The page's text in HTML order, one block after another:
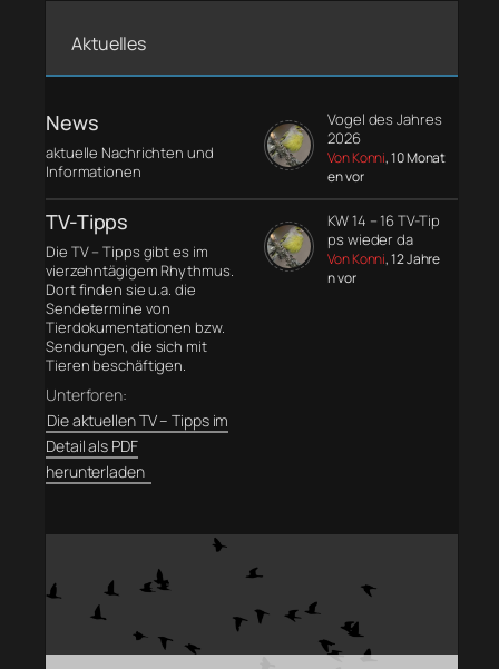
Aktuelles
News
aktuelle Nachrichten und
Informationen
Vogel des Jahres
2026
Von Konni, 10 Monat
en vor
TV-Tipps
Die TV – Tipps gibt es im
vierzehntägigem Rhythmus.
Dort finden sie u.a. die
Sendetermine von
Tierdokumentationen bzw.
Sendungen, die sich mit
Tieren beschäftigen.
Unterforen:
Die aktuellen TV – Tipps im
Detail als PDF
herunterladen
KW 14 – 16 TV-Tip
ps wieder da
Von Konni, 12 Jahre
n vor